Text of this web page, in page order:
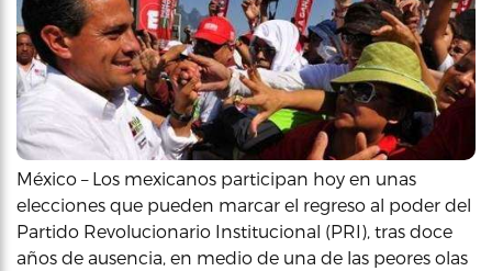
México – Los mexicanos participan hoy en unas
elecciones que pueden marcar el regreso al poder del
Partido Revolucionario Institucional (PRI), tras doce
años de ausencia, en medio de una de las peores olas